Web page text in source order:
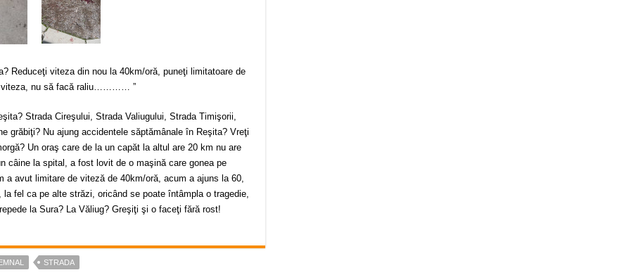
Reduceţi viteza din nou la 40km/oră, puneţi limitatoare de
viteza, nu să facă raliu………… ”
Strada Cireşului, Strada Valiugului, Strada Timişorii,
grăbiţi? Nu ajung accidentele săptămânale în Reşita? Vreţi
Un oraş care de la un capăt la altul are 20 km nu are
câine la spital, a fost lovit de o maşină care gonea pe
a avut limitare de viteză de 40km/oră, acum a ajuns la 60,
fel ca pe alte străzi, oricând se poate întâmpla o tragedie,
la Sura? La Văliug? Greşiţi şi o faceţi fără rost!
STRADA